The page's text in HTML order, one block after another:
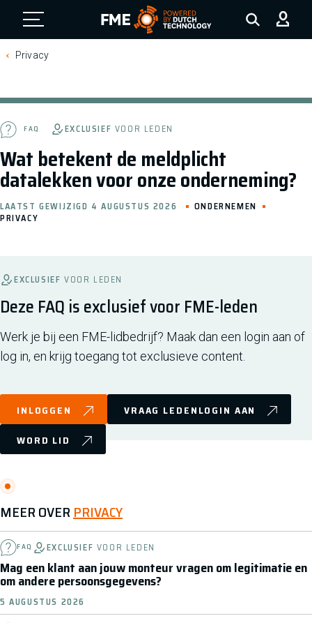
FME Logo, to the homepage
Privacy
Wat betekent de meldplicht
datalekken voor onze onderneming?
FAQ EXCLUSIEF VOOR LEDEN
LAATST GEWIJZIGD 4 AUGUSTUS 2026
ONDERNEMEN
PRIVACY
EXCLUSIEF VOOR LEDEN
Deze FAQ is exclusief voor FME-leden
Werk je bij een FME-lidbedrijf? Maak dan een login aan of
log in, en krijg toegang tot exclusieve content.
INLOGGEN
VRAAG LEDENLOGIN AAN
WORD LID
MEER OVERPRIVACY
FAQ EXCLUSIEF VOOR LEDEN
Mag een klant aan jouw monteur vragen om legitimatie en
om andere persoonsgegevens?
5 AUGUSTUS 2026